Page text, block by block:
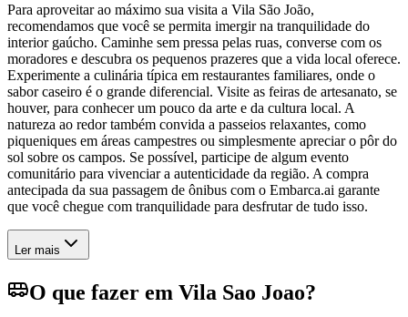
Para aproveitar ao máximo sua visita a Vila São João,
recomendamos que você se permita imergir na tranquilidade do
interior gaúcho. Caminhe sem pressa pelas ruas, converse com os
moradores e descubra os pequenos prazeres que a vida local oferece.
Experimente a culinária típica em restaurantes familiares, onde o
sabor caseiro é o grande diferencial. Visite as feiras de artesanato, se
houver, para conhecer um pouco da arte e da cultura local. A
natureza ao redor também convida a passeios relaxantes, como
piqueniques em áreas campestres ou simplesmente apreciar o pôr do
sol sobre os campos. Se possível, participe de algum evento
comunitário para vivenciar a autenticidade da região. A compra
antecipada da sua passagem de ônibus com o Embarca.ai garante
que você chegue com tranquilidade para desfrutar de tudo isso.
Ler mais
O que fazer em Vila Sao Joao?